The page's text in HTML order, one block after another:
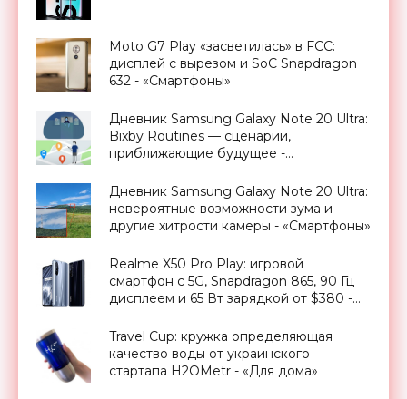
Moto G7 Play «засветилась» в FCC:
дисплей с вырезом и SoC Snapdragon
632 - «Смартфоны»
Дневник Samsung Galaxy Note 20 Ultra:
Bixby Routines — сценарии,
приближающие будущее -
Дневник Samsung Galaxy Note 20 Ultra:
невероятные возможности зума и
другие хитрости камеры - «Смартфоны»
Realme X50 Pro Play: игровой
смартфон с 5G, Snapdragon 865, 90 Гц
дисплеем и 65 Вт зарядкой от $380 -
Travel Cup: кружка определяющая
качество воды от украинского
стартапа H2OMetr - «Для дома»